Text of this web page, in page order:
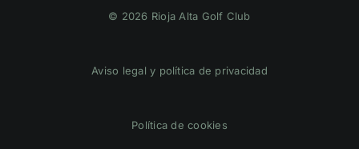
© 2026 Rioja Alta Golf Club
Aviso legal y política de privacidad
Política de cookies